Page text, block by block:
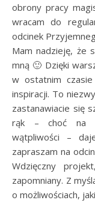
obrony pracy
wracam do
odcinek
Mam nadzieję, że
mną 🙂 Dzięki
w ostatnim
inspiracji. To
zastanawiacie się
rąk – choć na
wątpliwości –
zapraszam na
Wdzięczny
zapomniany. Z
o możliwościach,